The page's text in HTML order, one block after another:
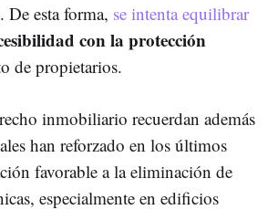
De esta forma, se intenta equilibrar
con la protección
de propietarios.
inmobiliario recuerdan además
han reforzado en los últimos
favorable a la eliminación de
especialmente en edificios